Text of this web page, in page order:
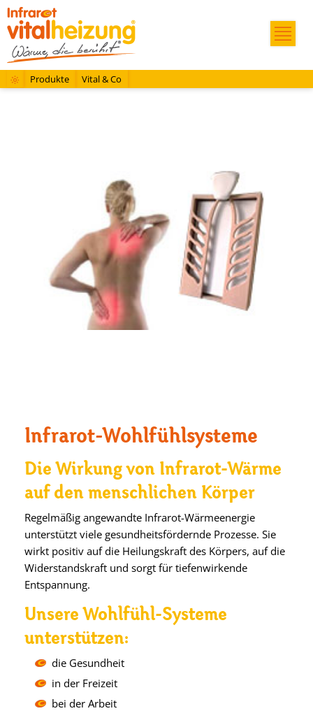
Produkte Vital & Co
Infrarot-Wohlfühlsysteme
Die Wirkung von Infrarot-Wärme
auf den menschlichen Körper
Regelmäßig angewandte Infrarot-Wärmeenergie
unterstützt viele gesundheitsfördernde Prozesse. Sie
wirkt positiv auf die Heilungskraft des Körpers, auf die
Widerstandskraft und sorgt für tiefenwirkende
Entspannung.
Unsere Wohlfühl-Systeme
unterstützen:
die Gesundheit
in der Freizeit
bei der Arbeit